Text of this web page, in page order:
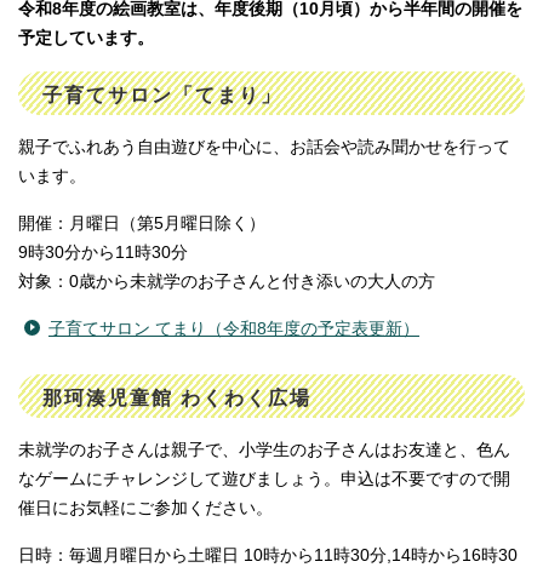
令和8年度の絵画教室は、年度後期（10月頃）から半年間の開催を
予定しています。
子育てサロン「てまり」
親子でふれあう自由遊びを中心に、お話会や読み聞かせを行って
います。
開催：月曜日（第5月曜日除く）
9時30分から11時30分
対象：0歳から未就学のお子さんと付き添いの大人の方
子育てサロン てまり（令和8年度の予定表更新）
那珂湊児童館 わくわく広場
未就学のお子さんは親子で、小学生のお子さんはお友達と、色ん
なゲームにチャレンジして遊びましょう。申込は不要ですので開
催日にお気軽にご参加ください。
日時：毎週月曜日から土曜日 10時から11時30分,14時から16時30